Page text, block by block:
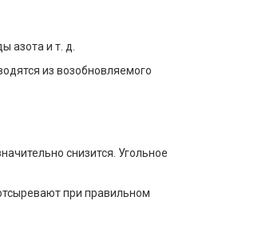
азота и т. д.
из возобновляемого
снизится. Угольное
при правильном